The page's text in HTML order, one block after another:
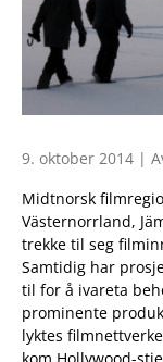
9. oktober 2014 |
Midtnorsk
Västernorrland,
trekke til seg
Samtidig har
til for å ivareta
prominente
lyktes
kom Hollywood-